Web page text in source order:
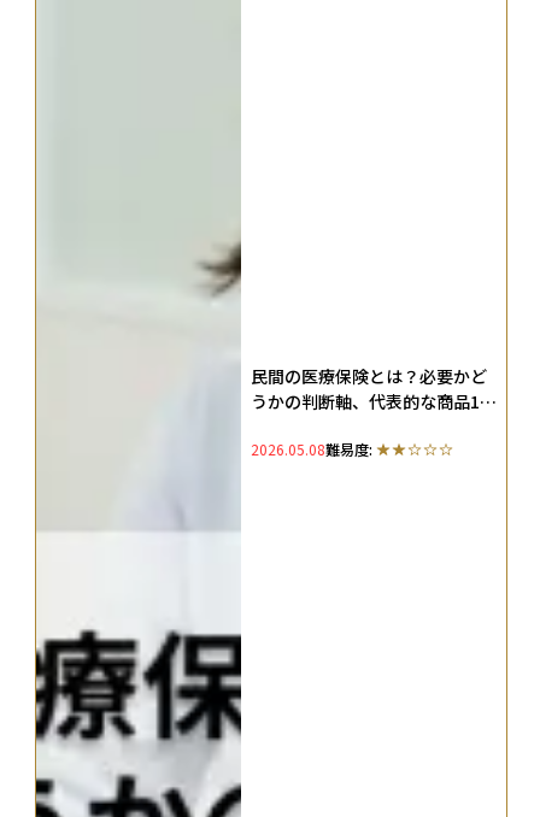
民間の医療保険とは？必要かど
うかの判断軸、代表的な商品10
2026.05.08難易度: